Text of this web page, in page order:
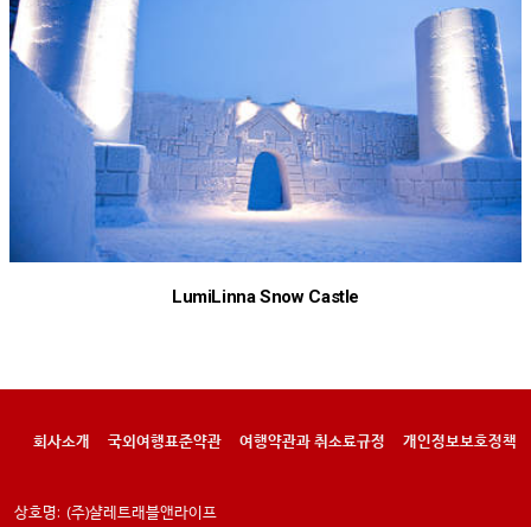
LumiLinna Snow Castle
회사소개 국외여행표준약관 여행약관과 취소료규정 개인정보보호정책
상호명: (주)샬레트래블앤라이프